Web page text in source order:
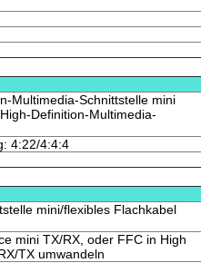
Multimedia-Schnittstelle mini
Definition-Multimedia-
4:22/4:4:4
mini/flexibles Flachkabel
mini TX/RX, oder FFC in High
TX umwandeln